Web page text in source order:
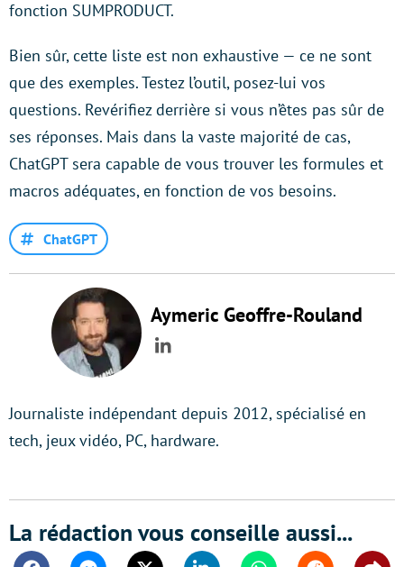
fonction SUMPRODUCT.
Bien sûr, cette liste est non exhaustive — ce ne sont
que des exemples. Testez l’outil, posez-lui vos
questions. Revérifiez derrière si vous n’êtes pas sûr de
ses réponses. Mais dans la vaste majorité de cas,
ChatGPT sera capable de vous trouver les formules et
macros adéquates, en fonction de vos besoins.
ChatGPT
Aymeric Geoffre-Rouland
LinkedIn
Journaliste indépendant depuis 2012, spécialisé en
tech, jeux vidéo, PC, hardware.
La rédaction vous conseille aussi...